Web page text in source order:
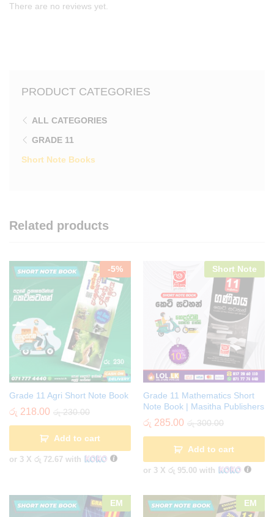
There are no reviews yet.
PRODUCT CATEGORIES
ALL CATEGORIES
GRADE 11
Short Note Books
Related products
-5%
Grade 11 Agri Short Note Book
රු 218.00 රු230.00
Add to cart
or 3 X රු 72.67 with
Short Note
Grade 11 Mathematics Short
Note Book | Masitha Publishers
රු 285.00 රු300.00
Add to cart
or 3 X රු 95.00 with
EM EM